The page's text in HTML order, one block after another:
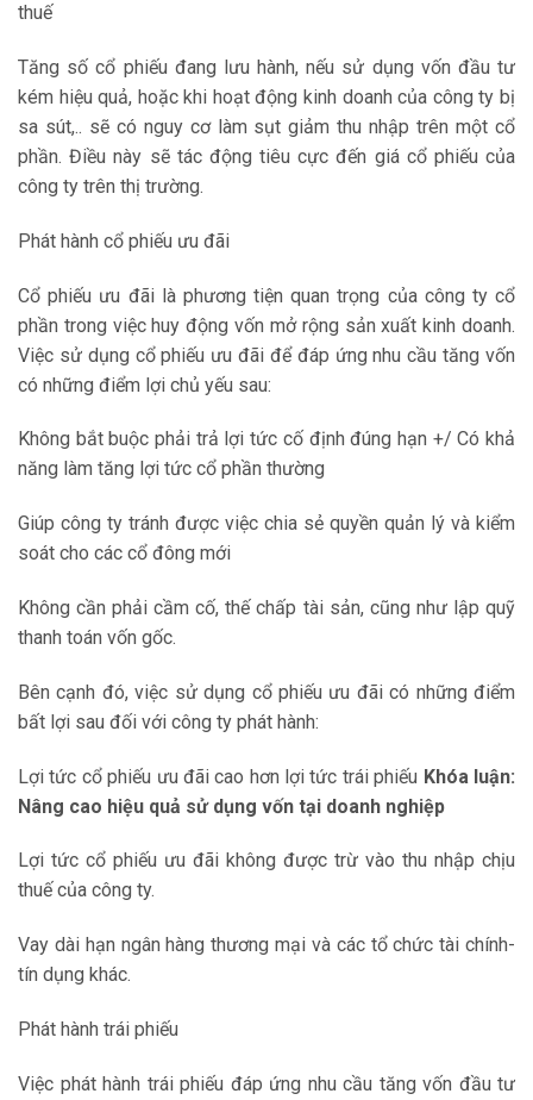
thuế
Tăng số cổ phiếu đang lưu hành, nếu sử dụng vốn đầu tư
kém hiệu quả, hoặc khi hoạt động kinh doanh của công ty bị
sa sút,.. sẽ có nguy cơ làm sụt giảm thu nhập trên một cổ
phần. Điều này sẽ tác động tiêu cực đến giá cổ phiếu của
công ty trên thị trường.
Phát hành cổ phiếu ưu đãi
Cổ phiếu ưu đãi là phương tiện quan trọng của công ty cổ
phần trong việc huy động vốn mở rộng sản xuất kinh doanh.
Việc sử dụng cổ phiếu ưu đãi để đáp ứng nhu cầu tăng vốn
có những điểm lợi chủ yếu sau:
Không bắt buộc phải trả lợi tức cố định đúng hạn +/ Có khả
năng làm tăng lợi tức cổ phần thường
Giúp công ty tránh được việc chia sẻ quyền quản lý và kiểm
soát cho các cổ đông mới
Không cần phải cầm cố, thế chấp tài sản, cũng như lập quỹ
thanh toán vốn gốc.
Bên cạnh đó, việc sử dụng cổ phiếu ưu đãi có những điểm
bất lợi sau đối với công ty phát hành:
Lợi tức cổ phiếu ưu đãi cao hơn lợi tức trái phiếu Khóa luận:
Nâng cao hiệu quả sử dụng vốn tại doanh nghiệp
Lợi tức cổ phiếu ưu đãi không được trừ vào thu nhập chịu
thuế của công ty.
Vay dài hạn ngân hàng thương mại và các tổ chức tài chính-
tín dụng khác.
Phát hành trái phiếu
Việc phát hành trái phiếu đáp ứng nhu cầu tăng vốn đầu tư